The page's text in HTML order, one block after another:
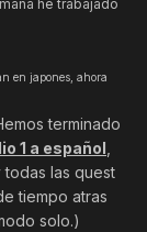
he trabajado
en japones, ahora
terminado
1 a español
las quest
tiempo atras
solo.)